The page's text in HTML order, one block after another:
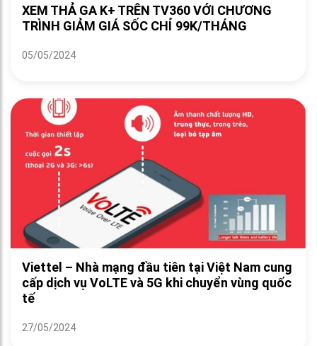
XEM THẢ GA K+ TRÊN TV360 VỚI CHƯƠNG
TRÌNH GIẢM GIÁ SỐC CHỈ 99K/THÁNG
05/05/2024
Viettel – Nhà mạng đầu tiên tại Việt Nam cung
cấp dịch vụ VoLTE và 5G khi chuyển vùng quốc
tế
27/05/2024